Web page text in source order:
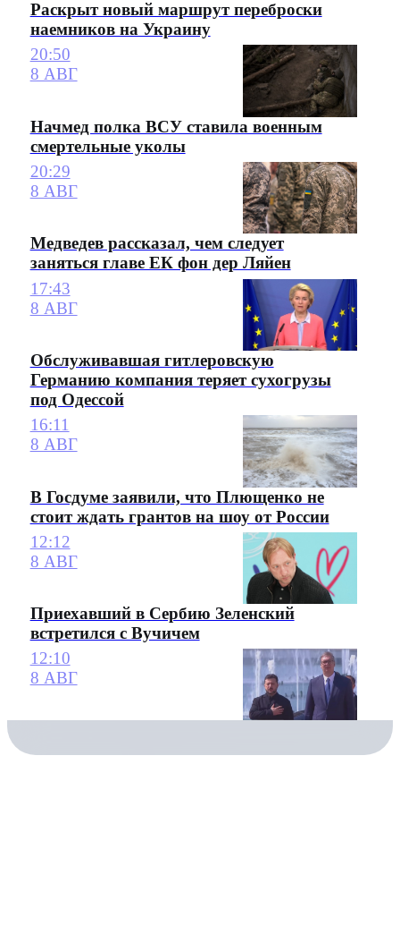
Раскрыт новый маршрут переброски
наемников на Украину
20:50
8 АВГ
Начмед полка ВСУ ставила военным
смертельные уколы
20:29
8 АВГ
Медведев рассказал, чем следует
заняться главе ЕК фон дер Ляйен
17:43
8 АВГ
Обслуживавшая гитлеровскую
Германию компания теряет сухогрузы
под Одессой
16:11
8 АВГ
В Госдуме заявили, что Плющенко не
стоит ждать грантов на шоу от России
12:12
8 АВГ
Приехавший в Сербию Зеленский
встретился с Вучичем
12:10
8 АВГ